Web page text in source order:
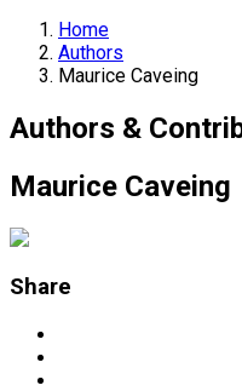
Home
Authors
Maurice Caveing
Authors &
Maurice Caveing
Share